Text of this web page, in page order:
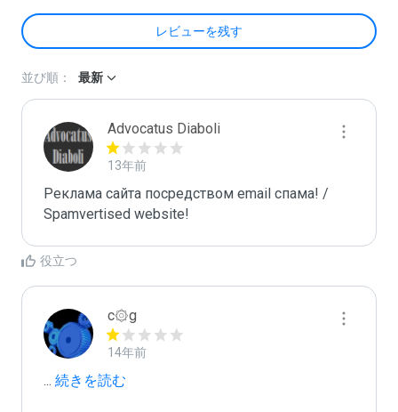
レビューを残す
並び順： 最新
Advocatus Diaboli
13年前
Реклама сайта посредством email спама! /
Spamvertised website!
役立つ
c۞g
14年前
... 続きを読む